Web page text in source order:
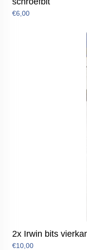
€6,00
2x Irwin bits
€10,00